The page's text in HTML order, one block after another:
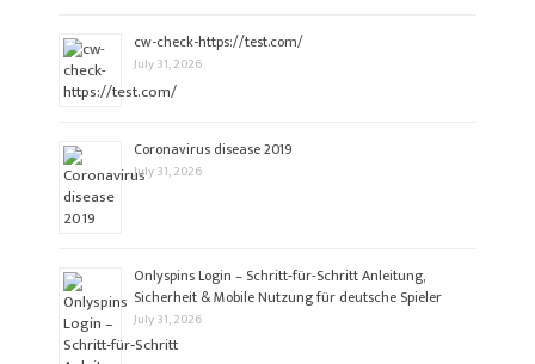
cw-check-https://test.com/
July 31, 2026
Coronavirus disease 2019
July 31, 2026
Onlyspins Login – Schritt‑für‑Schritt Anleitung,
Sicherheit & Mobile Nutzung für deutsche Spieler
July 31, 2026